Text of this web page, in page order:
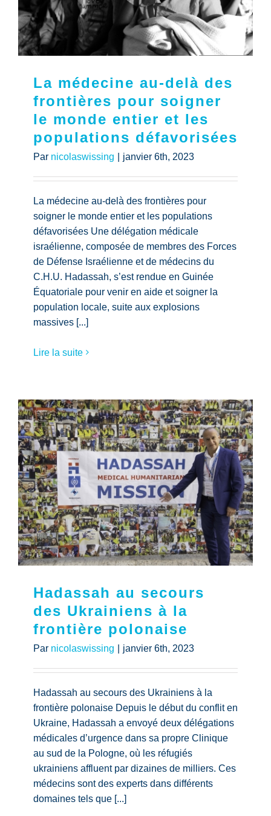
La médecine au-delà des
frontières pour soigner
le monde entier et les
populations défavorisées
Par nicolaswissing janvier 6th, 2023
La médecine au-delà des frontières pour
soigner le monde entier et les populations
défavorisées Une délégation médicale
israélienne, composée de membres des Forces
de Défense Israélienne et de médecins du
C.H.U. Hadassah, s’est rendue en Guinée
Équatoriale pour venir en aide et soigner la
population locale, suite aux explosions
massives [...]
Lire la suite
Hadassah au secours
des Ukrainiens à la
frontière polonaise
Par nicolaswissing janvier 6th, 2023
Hadassah au secours des Ukrainiens à la
frontière polonaise Depuis le début du conflit en
Ukraine, Hadassah a envoyé deux délégations
médicales d’urgence dans sa propre Clinique
au sud de la Pologne, où les réfugiés
ukrainiens affluent par dizaines de milliers. Ces
médecins sont des experts dans différents
domaines tels que [...]